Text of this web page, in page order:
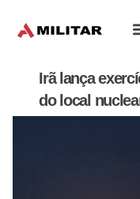
Irã lança
do local